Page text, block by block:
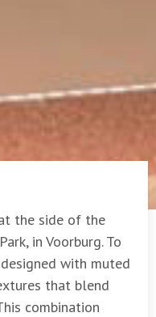
the side of the
in Voorburg. To
with muted
that blend
combination